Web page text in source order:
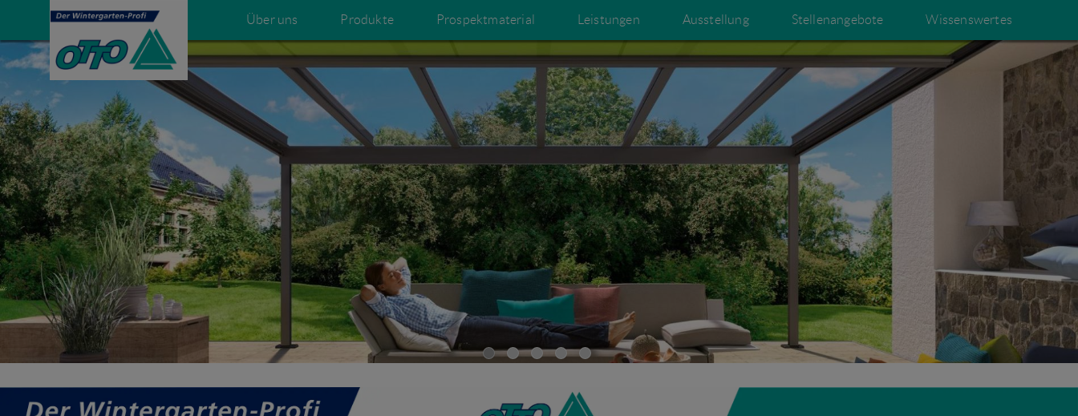
Über uns Produkte Prospektmaterial Leistungen Ausstellung Stellenangebote Wissenswertes